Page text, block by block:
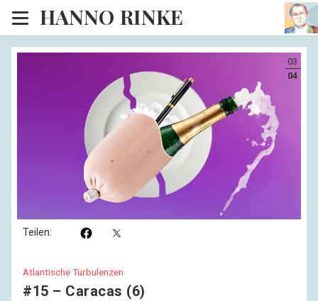
HANNO RINKE
Heim
EISINSEL
Sonntagspredigten
Lesesaal
Hörsaal
Kinosaal
Teilen:
03
04
Atlantische Turbulenzen
#15 – Caracas (6)